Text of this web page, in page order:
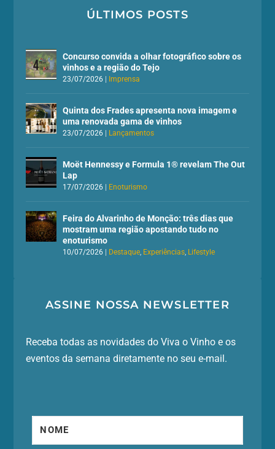
ÚLTIMOS POSTS
Concurso convida a olhar fotográfico sobre os
vinhos e a região do Tejo
23/07/2026 | Imprensa
Quinta dos Frades apresenta nova imagem e
uma renovada gama de vinhos
23/07/2026 | Lançamentos
Moët Hennessy e Formula 1® revelam The Out
Lap
17/07/2026 | Enoturismo
Feira do Alvarinho de Monção: três dias que
mostram uma região apostando tudo no
enoturismo
10/07/2026 | Destaque Experiências Lifestyle
ASSINE NOSSA NEWSLETTER
Receba todas as novidades do Viva o Vinho e os
eventos da semana diretamente no seu e-mail.